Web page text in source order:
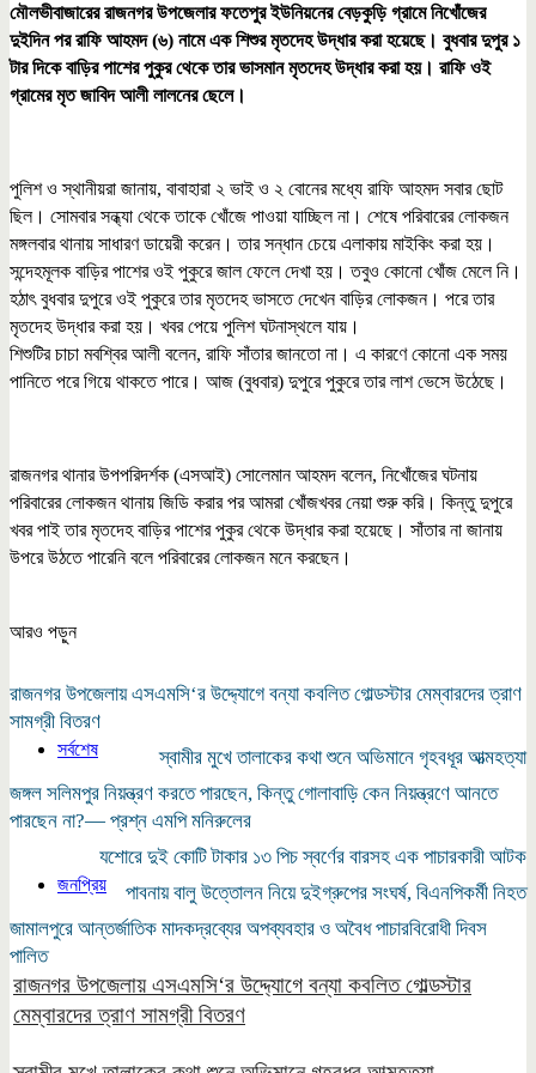
মৌলভীবাজারের রাজনগর উপজেলার ফতেপুর ইউনিয়নের বেড়কুড়ি গ্রামে নিখোঁজের
দুইদিন পর রাফি আহমদ (৬) নামে এক শিশুর মৃতদেহ উদ্ধার করা হয়েছে। বুধবার দুপুর ১
টার দিকে বাড়ির পাশের পুকুর থেকে তার ভাসমান মৃতদেহ উদ্ধার করা হয়। রাফি ওই
গ্রামের মৃত জাবিদ আলী লালনের ছেলে।
পুলিশ ও স্থানীয়রা জানায়, বাবাহারা ২ ভাই ও ২ বোনের মধ্যে রাফি আহমদ সবার ছোট
ছিল। সোমবার সন্ধ্যা থেকে তাকে খোঁজে পাওয়া যাচ্ছিল না। শেষে পরিবারের লোকজন
মঙ্গলবার থানায় সাধারণ ডায়েরী করেন। তার সন্ধান চেয়ে এলাকায় মাইকিং করা হয়।
সন্দেহমূলক বাড়ির পাশের ওই পুকুরে জাল ফেলে দেখা হয়। তবুও কোনো খোঁজ মেলে নি।
হঠাৎ বুধবার দুপুরে ওই পুকুরে তার মৃতদেহ ভাসতে দেখেন বাড়ির লোকজন। পরে তার
মৃতদেহ উদ্ধার করা হয়। খবর পেয়ে পুলিশ ঘটনাস্থলে যায়।
শিশুটির চাচা মবশ্বির আলী বলেন, রাফি সাঁতার জানতো না। এ কারণে কোনো এক সময়
পানিতে পরে গিয়ে থাকতে পারে। আজ (বুধবার) দুপুরে পুকুরে তার লাশ ভেসে উঠেছে।
রাজনগর থানার উপপরিদর্শক (এসআই) সোলেমান আহমদ বলেন, নিখোঁজের ঘটনায়
পরিবারের লোকজন থানায় জিডি করার পর আমরা খোঁজখবর নেয়া শুরু করি। কিন্তু দুপুরে
খবর পাই তার মৃতদেহ বাড়ির পাশের পুকুর থেকে উদ্ধার করা হয়েছে। সাঁতার না জানায়
উপরে উঠতে পারেনি বলে পরিবারের লোকজন মনে করছেন।
আরও পড়ুন
রাজনগর উপজেলায় এসএমসি‘র উদ্দ্যোগে বন্যা কবলিত গোল্ডস্টার মেম্বারদের ত্রাণ
সামগ্রী বিতরণ
স্বামীর মুখে তালাকের কথা শুনে অভিমানে গৃহবধূর আত্মহত্যা
জঙ্গল সলিমপুর নিয়ন্ত্রণ করতে পারছেন, কিন্তু গোলাবাড়ি কেন নিয়ন্ত্রণে আনতে
পারছেন না?— প্রশ্ন এমপি মনিরুলের
যশোরে দুই কোটি টাকার ১৩ পিচ স্বর্ণের বারসহ এক পাচারকারী আটক
পাবনায় বালু উত্তোলন নিয়ে দুইগ্রুপের সংঘর্ষ, বিএনপিকর্মী নিহত
জামালপুরে আন্তর্জাতিক মাদকদ্রব্যের অপব্যবহার ও অবৈধ পাচারবিরোধী দিবস
পালিত
সর্বশেষ
জনপ্রিয়
রাজনগর উপজেলায় এসএমসি‘র উদ্দ্যোগে বন্যা কবলিত গোল্ডস্টার
মেম্বারদের ত্রাণ সামগ্রী বিতরণ